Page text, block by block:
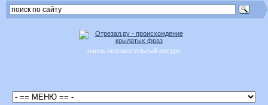
очень познавательный ресурс